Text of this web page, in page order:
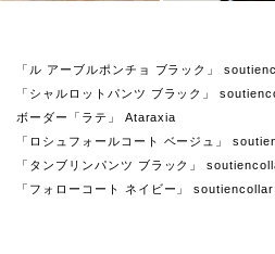
「ル アーブルポンチョ ブラック」
「シャルロットパンツ ブラック」
ボーダー「ラテ」 Ataraxia
「ロシュフォールコート ベージュ」
「タンブリンパンツ ブラック」
「フォローコート ネイビー」